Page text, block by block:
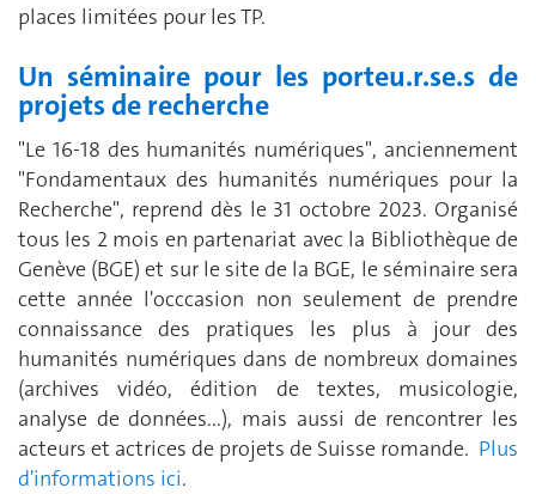
places limitées pour les TP.
Un séminaire pour les porteu.r.se.s de
projets de recherche
"Le 16-18 des humanités numériques", anciennement
"Fondamentaux des humanités numériques pour la
Recherche", reprend dès le 31 octobre 2023. Organisé
tous les 2 mois en partenariat avec la Bibliothèque de
Genève (BGE) et sur le site de la BGE, le séminaire sera
cette année l'occcasion non seulement de prendre
connaissance des pratiques les plus à jour des
humanités numériques dans de nombreux domaines
(archives vidéo, édition de textes, musicologie,
analyse de données...), mais aussi de rencontrer les
acteurs et actrices de projets de Suisse romande. Plus
d'informations ici.